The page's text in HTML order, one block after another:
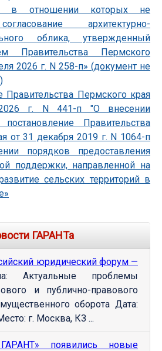
в отношении которых не
архитектурно-
облика, утвержденный
Правительства Пермского
2026 г. N 258-п» (документ не
Правительства Пермского края
г. N 441-п "О внесении
Правительства
от 31 декабря 2019 г. N 1064-п
порядков предоставления
поддержки, направленной на
сельских территорий в
ГАРАНТа
юридический форум —
Актуальные проблемы
и публично-правового
оборота Дата:
г. Москва, КЗ ...
появились новые